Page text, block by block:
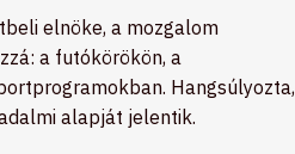
elnöke, a mozgalom
a futókörökön, a
Hangsúlyozta,
alapját jelentik.